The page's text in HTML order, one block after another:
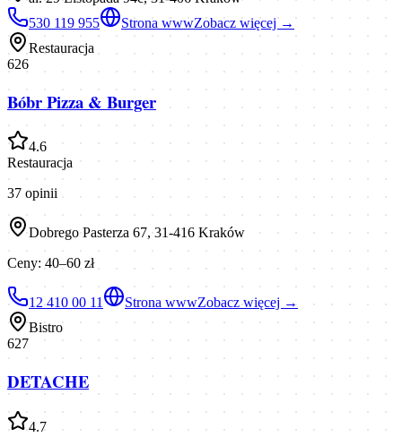
530 119 955
Strona wwwZobacz więcej →
Restauracja
626
Bóbr Pizza & Burger
4.6
Restauracja
37 opinii
Dobrego Pasterza 67, 31-416 Kraków
Ceny: 40–60 zł
12 410 00 11 Strona wwwZobacz więcej →
Bistro
627
DETACHE
4.7